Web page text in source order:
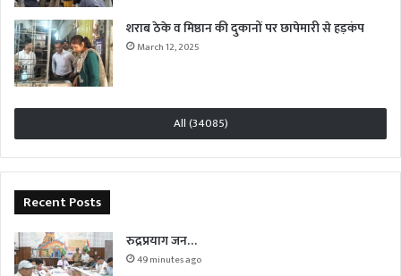
शराब ठेके व मिष्ठान की दुकानों पर छापेमारी से हड़कंप
March 12, 2025
All (34085)
Recent Posts
रुद्रप्रयाग जन…
49 minutes ago